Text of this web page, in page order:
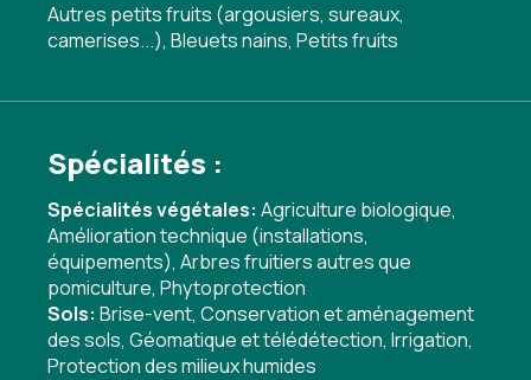
Autres petits fruits (argousiers, sureaux,
camerises...), Bleuets nains, Petits fruits
Spécialités :
Spécialités végétales: Agriculture biologique,
Amélioration technique (installations,
équipements), Arbres fruitiers autres que
pomiculture, Phytoprotection
Sols: Brise-vent, Conservation et aménagement
des sols, Géomatique et télédétection, Irrigation,
Protection des milieux humides